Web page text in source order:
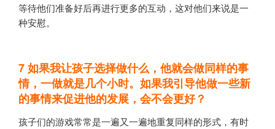
等待他们准备好后再进行更多的互动，这对他们来说是一
种安慰。
7如果我让孩子选择做什么，他就会做同样的事
情，一做就是几个小时。如果我引导他做一些新
的事情来促进他的发展，会不会更好？
孩子们的游戏常常是一遍又一遍地重复同样的形式，有时